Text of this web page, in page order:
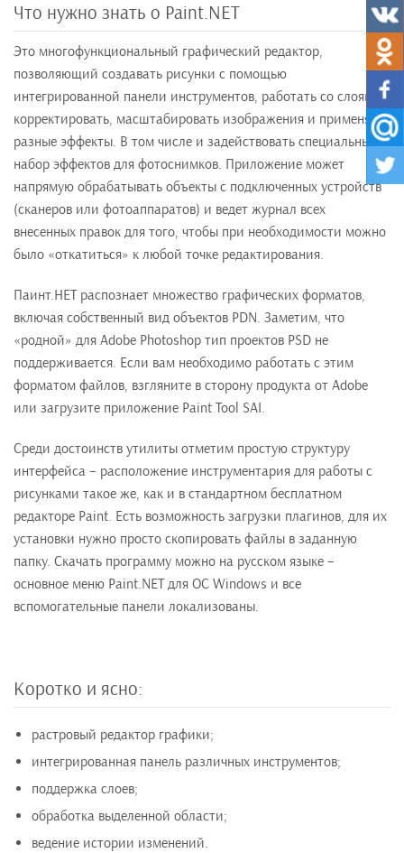
Что нужно знать о Paint.NET
Это многофункциональный графический редактор,
позволяющий создавать рисунки с помощью
интегрированной панели инструментов, работать со слоями,
корректировать, масштабировать изображения и применять
разные эффекты. В том числе и задействовать специальный
набор эффектов для фотоснимков. Приложение может
напрямую обрабатывать объекты с подключенных устройств
(сканеров или фотоаппаратов) и ведет журнал всех
внесенных правок для того, чтобы при необходимости можно
было «откатиться» к любой точке редактирования.
Паинт.НЕТ распознает множество графических форматов,
включая собственный вид объектов PDN. Заметим, что
«родной» для Adobe Photoshop тип проектов PSD не
поддерживается. Если вам необходимо работать с этим
форматом файлов, взгляните в сторону продукта от Adobe
или загрузите приложение Paint Tool SAI.
Среди достоинств утилиты отметим простую структуру
интерфейса – расположение инструментария для работы с
рисунками такое же, как и в стандартном бесплатном
редакторе Paint. Есть возможность загрузки плагинов, для их
установки нужно просто скопировать файлы в заданную
папку. Скачать программу можно на русском языке –
основное меню Paint.NET для ОС Windows и все
вспомогательные панели локализованы.
Коротко и ясно:
растровый редактор графики;
интегрированная панель различных инструментов;
поддержка слоев;
обработка выделенной области;
ведение истории изменений.